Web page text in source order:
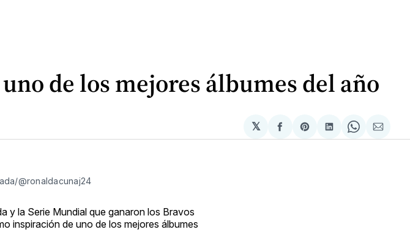
de los mejores álbumes del año
𝕏
Compartir
en
Share
on
Compartir
en
Share
on
via
@ronaldacunaj24
y la Serie Mundial que ganaron los Bravos
inspiración de uno de los mejores álbumes